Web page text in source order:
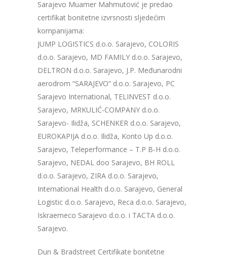
Sarajevo Muamer Mahmutović je predao
certifikat bonitetne izvrsnosti sljedećim
kompanijama:
JUMP LOGISTICS d.o.o. Sarajevo, COLORIS
d.o.o. Sarajevo, MD FAMILY d.o.o. Sarajevo,
DELTRON d.o.o. Sarajevo, J.P. Međunarodni
aerodrom “SARAJEVO” d.o.o. Sarajevo, PC
Sarajevo International, TELINVEST d.o.o.
Sarajevo, MRKULIĆ-COMPANY d.o.o.
Sarajevo- Ilidža, SCHENKER d.o.o. Sarajevo,
EUROKAPIJA d.o.o. Ilidža, Konto Up d.o.o.
Sarajevo, Teleperformance – T.P B-H d.o.o.
Sarajevo, NEDAL doo Sarajevo, BH ROLL
d.o.o. Sarajevo, ZIRA d.o.o. Sarajevo,
International Health d.o.o. Sarajevo, General
Logistic d.o.o. Sarajevo, Reca d.o.o. Sarajevo,
Iskraemeco Sarajevo d.o.o. i TACTA d.o.o.
Sarajevo.
Dun & Bradstreet Certifikate bonitetne